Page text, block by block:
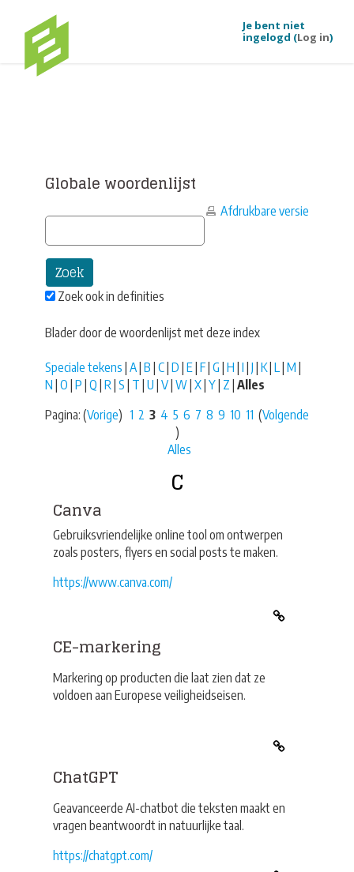
Je bent niet
ingelogd (Log in)
Globale woordenlijst
Afdrukbare versie
Zoek ook in definities
Blader door de woordenlijst met deze index
Speciale tekens A| B C D E F| G H I J K| L M
N O P Q R S T U V W X Y Z Alles
Pagina: (Vorige) 1 2 3 4 5 6 7 8 9 10 11 (Volgende
)
Alles
C
Canva
Gebruiksvriendelijke online tool om ontwerpen
zoals posters, flyers en social posts te maken.
https://www.canva.com/
CE-markering
Markering op producten die laat zien dat ze
voldoen aan Europese veiligheidseisen.
ChatGPT
Geavanceerde AI-chatbot die teksten maakt en
vragen beantwoordt in natuurlijke taal.
https://chatgpt.com/